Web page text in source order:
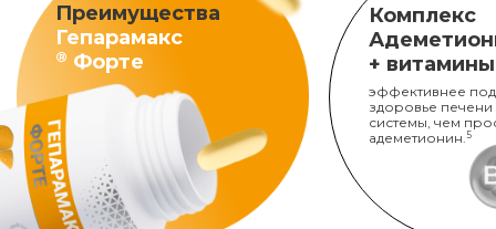
Преимущества
Гепарамакс
® Форте
Комплекс
+
эффективнее
здоровье печени
системы, чем
адеметионин. 5